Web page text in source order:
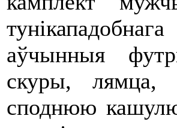
аўчынныя
скуры, лямца,
споднюю